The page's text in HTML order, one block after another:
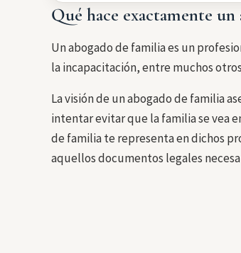
Qué hace exactamente
Un abogado de familia es un
la incapacitación, entre muchos
La visión de un abogado de familia
intentar evitar que la familia se vea
de familia te representa en dichos
aquellos documentos legales